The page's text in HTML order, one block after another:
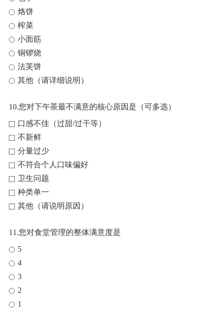
烙饼
榨菜
小面筋
铜锣烧
法芙饼
其他（请详细说明）
10.您对下午茶最不满意的核心原因是（可多选）
口感不佳（过甜/过干等）
不新鲜
分量过少
不符合个人口味偏好
卫生问题
种类单一
其他（请说明原因）
11.您对食堂管理的整体满意度是
5
4
3
2
1